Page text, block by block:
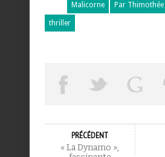
Malicorne Par
thriller
PRÉCÉDENT
« La Dynamo »,